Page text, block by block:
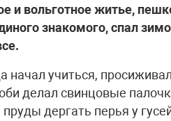
и вольготное житье,
знакомого, спал
начал учиться,
делал свинцовые
дергать перья у